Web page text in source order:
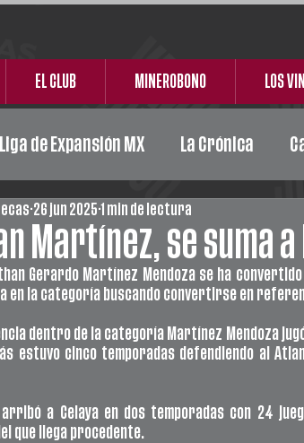
EL CLUB MINEROBONO LOS
Liga de Expansión MX La Crónica
Acción Social Carta Responsiva
Martínez, se suma
26 jun 2025 1 min de lectura
Gerardo Martínez Mendoza se ha
en la categoría buscando convertirse en
dentro de la categoría Martínez Mendoza
estuvo cinco temporadas defendiendo al
a Celaya en dos temporadas con 24
que llega procedente.